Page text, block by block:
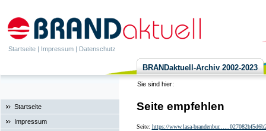
Startseite | Impressum | Datenschutz
BRANDaktuell-Archiv 2002-2023
Sie sind hier:
Startseite
Impressum
Seite empfehlen
Seite: https://www.lasa-